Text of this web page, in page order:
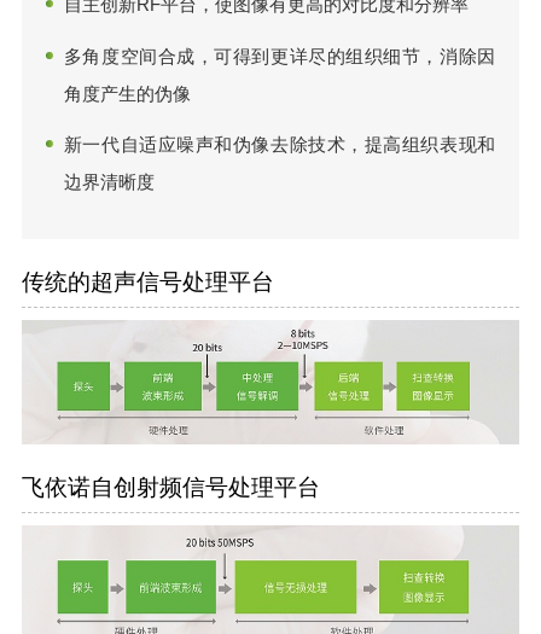
多角度空间合成，可得到更详尽的组织细节，消除因
角度产生的伪像
新一代自适应噪声和伪像去除技术，提高组织表现和
边界清晰度
传统的超声信号处理平台
飞依诺自创射频信号处理平台